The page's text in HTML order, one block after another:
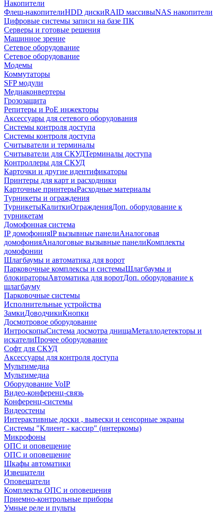
Накопители
Флеш-накопителиHDD дискиRAID массивыNAS накопители
Цифровые системы записи на базе ПК
Серверы и готовые решения
Машинное зрение
Сетевое оборудование
Сетевое оборудование
Модемы
Коммутаторы
SFP модули
Медиаконвертеры
Грозозащита
Репитеры и PoE инжекторы
Аксессуары для сетевого оборудования
Системы контроля доступа
Системы контроля доступа
Считыватели и терминалы
Считыватели для СКУДТерминалы доступа
Контроллеры для СКУД
Карточки и другие идентификаторы
Принтеры для карт и расходники
Карточные принтерыРасходные материалы
Турникеты и ограждения
ТурникетыКалиткиОгражденияДоп. оборудование к
турникетам
Домофонная система
IP домофонияIP вызывные панелиАналоговая
домофонияАналоговые вызывные панелиКомплекты
домофонии
Шлагбаумы и автоматика для ворот
Парковочные комплексы и системыШлагбаумы и
блокираторыАвтоматика для воротДоп. оборудование к
шлагбауму
Парковочные системы
Исполнительные устройства
ЗамкиДоводчикиКнопки
Досмотровое оборудование
ИнтроскопыСистема досмотра днищаМеталлодетекторы и
искателиПрочее оборудование
Софт для СКУД
Аксессуары для контроля доступа
Мультимедиа
Мультимедиа
Оборудование VoIP
Видео-конференц-связь
Конференц-системы
Видеостены
Интерактивные доски , вывески и сенсорные экраны
Системы "Клиент - кассир" (интеркомы)
Микрофоны
ОПС и оповещение
ОПС и оповещение
Шкафы автоматики
Извещатели
Оповещатели
Комплекты ОПС и оповещения
Приемно-контрольные приборы
Умные реле и пульты